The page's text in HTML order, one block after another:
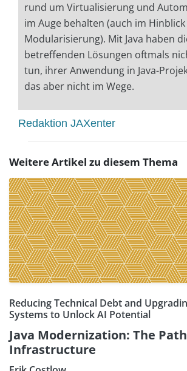
rund um Virtualisierung und
im Auge behalten (auch im
Modularisierung). Mit Java haben
betreffenden Lösungen oftmals
tun, ihrer Anwendung in Java-
das aber nicht im Wege.
Redaktion JAXenter
Weitere Artikel zu diesem Thema
Reducing Technical Debt and
Systems to Unlock AI Potential
Java Modernization: The
Infrastructure